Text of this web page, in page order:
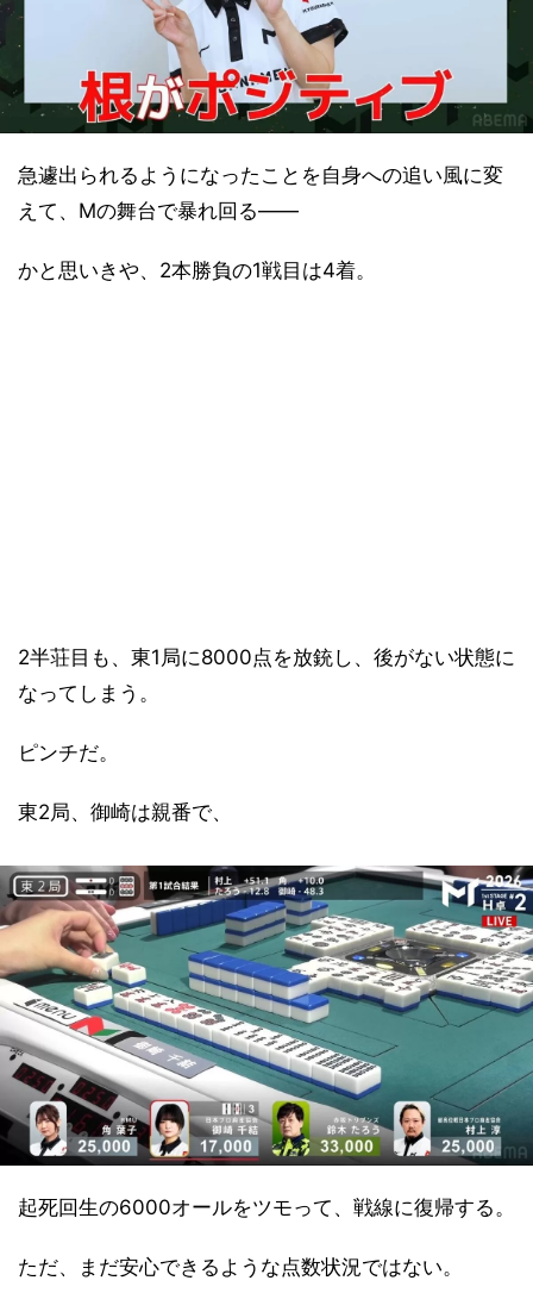
急遽出られるようになったことを自身への追い風に変
えて、Mの舞台で暴れ回る――
かと思いきや、2本勝負の1戦目は4着。
2半荘目も、東1局に8000点を放銃し、後がない状態に
なってしまう。
ピンチだ。
東2局、御崎は親番で、
起死回生の6000オールをツモって、戦線に復帰する。
ただ、まだ安心できるような点数状況ではない。